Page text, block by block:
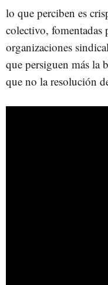
lo que perciben es
colectivo,
organizaciones
que persiguen más la
que no la resolución